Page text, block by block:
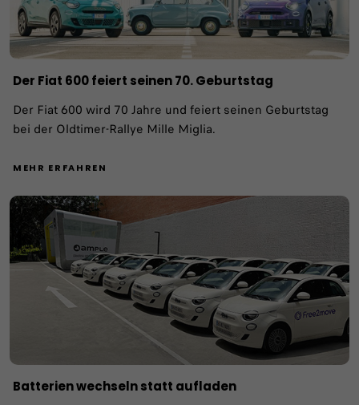
Der Fiat 600 feiert seinen 70. Geburtstag
Der Fiat 600 wird 70 Jahre und feiert seinen Geburtstag
bei der Oldtimer-Rallye Mille Miglia.
MEHR ERFAHREN
Batterien wechseln statt aufladen